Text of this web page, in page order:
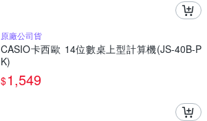
原廠公司貨
CASIO卡西歐 14位數桌上型計算機(JS-40B-P
K)
$1,549